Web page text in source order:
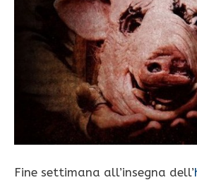
Fine settimana all’insegna dell’